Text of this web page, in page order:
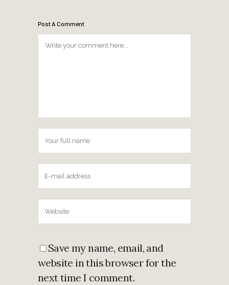
Post A Comment
Save my name, email, and
website in this browser for the
next time I comment.